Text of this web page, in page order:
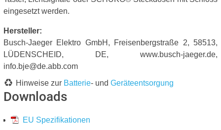
eingesetzt werden.
Hersteller:
Busch-Jaeger Elektro GmbH, Freisenbergstraße 2, 58513,
LÜDENSCHEID, DE, www.busch-jaeger.de,
info.bje@de.abb.com
Hinweise zur Batterie- und Geräteentsorgung
Downloads
EU Spezifikationen